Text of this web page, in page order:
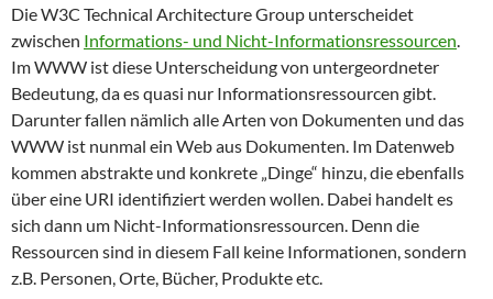
Die W3C Technical Architecture Group unterscheidet
zwischen Informations- und Nicht-Informationsressourcen.
Im WWW ist diese Unterscheidung von untergeordneter
Bedeutung, da es quasi nur Informationsressourcen gibt.
Darunter fallen nämlich alle Arten von Dokumenten und das
WWW ist nunmal ein Web aus Dokumenten. Im Datenweb
kommen abstrakte und konkrete „Dinge“ hinzu, die ebenfalls
über eine URI identifiziert werden wollen. Dabei handelt es
sich dann um Nicht-Informationsressourcen. Denn die
Ressourcen sind in diesem Fall keine Informationen, sondern
z.B. Personen, Orte, Bücher, Produkte etc.